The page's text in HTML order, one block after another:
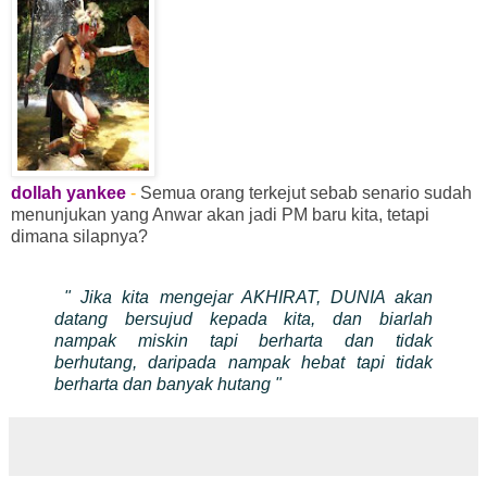
dollah yankee - Semua orang terkejut sebab senario sudah
menunjukan yang Anwar akan jadi PM baru kita, tetapi
dimana silapnya?
" Jika kita mengejar AKHIRAT, DUNIA akan
datang bersujud kepada kita, dan biarlah
nampak miskin tapi berharta dan tidak
berhutang, daripada nampak hebat tapi tidak
berharta dan banyak hutang "